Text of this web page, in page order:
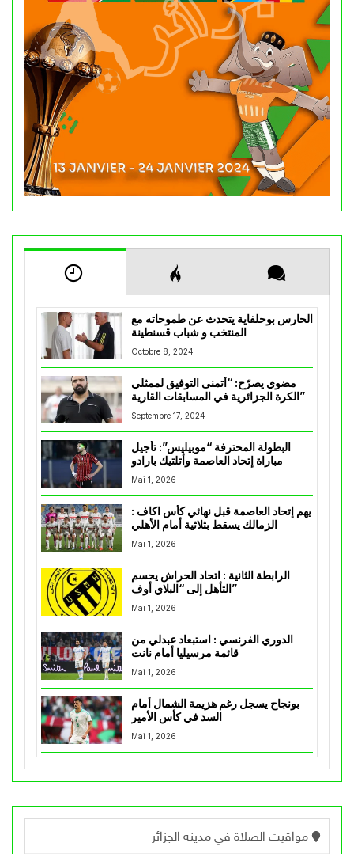
الحارس بوحلفاية يتحدث عن طموحاته مع
المنتخب و شباب قسنطينة
Octobre 8, 2024
مضوي يصرّح: “أتمنى التوفيق لممثلي
الكرة الجزائرية في المسابقات القارية”
Septembre 17, 2024
البطولة المحترفة “موبيليس”: تأجيل
مباراة إتحاد العاصمة وأتلتيك بارادو
Mai 1, 2026
يهم إتحاد العاصمة قبل نهائي كأس اكاف :
Mai 1, 2026
الرابطة الثانية : اتحاد الحراش يحسم
التأهل إلى “البلاي أوف”
Mai 1, 2026
الدوري الفرنسي : استبعاد عبدلي من
قائمة مرسيليا أمام نانت
Mai 1, 2026
بونجاح يسجل رغم هزيمة الشمال أمام
السد في كأس الأمير
Mai 1, 2026